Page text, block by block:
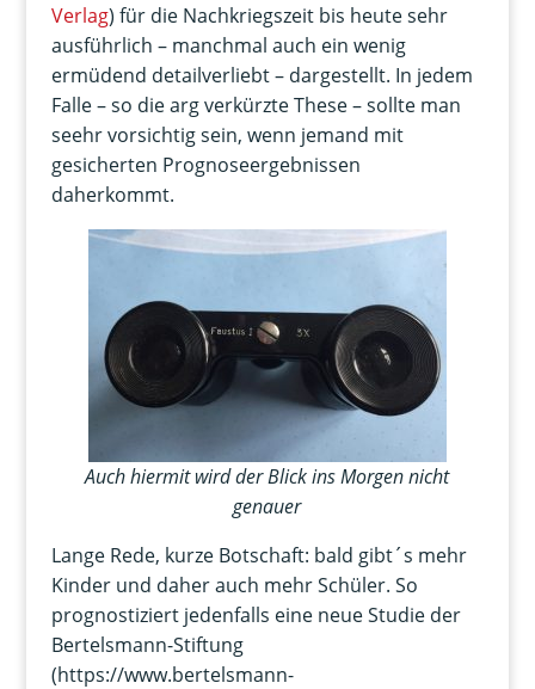
Verlag) für die Nachkriegszeit bis heute sehr
ausführlich – manchmal auch ein wenig
ermüdend detailverliebt – dargestellt. In jedem
Falle – so die arg verkürzte These – sollte man
seehr vorsichtig sein, wenn jemand mit
gesicherten Prognoseergebnissen
daherkommt.
Auch hiermit wird der Blick ins Morgen nicht
genauer
Lange Rede, kurze Botschaft: bald gibt´s mehr
Kinder und daher auch mehr Schüler. So
prognostiziert jedenfalls eine neue Studie der
Bertelsmann-Stiftung
(https://www.bertelsmann-